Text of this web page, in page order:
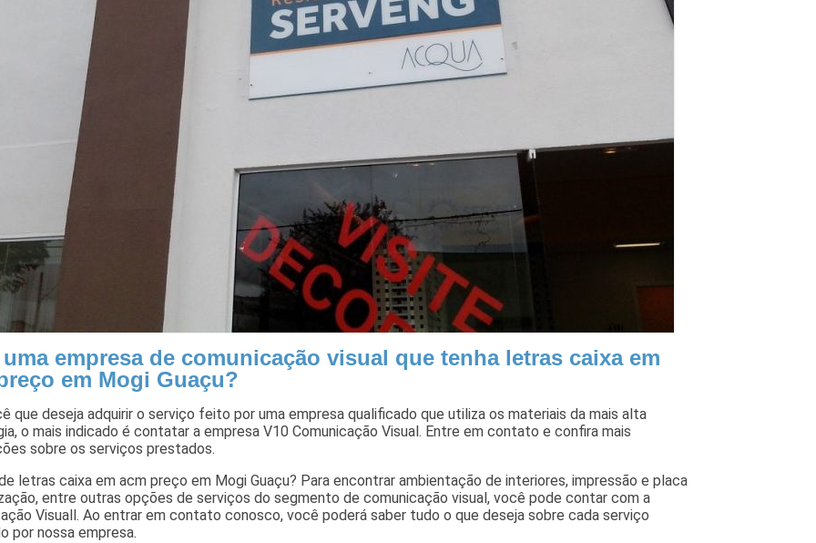
empresa de comunicação visual que tenha letras caixa em
em Mogi Guaçu?
que deseja adquirir o serviço feito por uma empresa qualificado que utiliza os materiais da mais alta
o mais indicado é contatar a empresa V10 Comunicação Visual. Entre em contato e confira mais
sobre os serviços prestados.
letras caixa em acm preço em Mogi Guaçu? Para encontrar ambientação de interiores, impressão e placa
entre outras opções de serviços do segmento de comunicação visual, você pode contar com a
Visuall. Ao entrar em contato conosco, você poderá saber tudo o que deseja sobre cada serviço
por nossa empresa.